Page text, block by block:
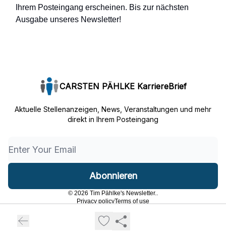
Ihrem Posteingang erscheinen. Bis zur nächsten
Ausgabe unseres Newsletter!
CARSTEN PÄHLKE KarriereBrief
Aktuelle Stellenanzeigen, News, Veranstaltungen und mehr
direkt in Ihrem Posteingang
© 2026 Tim Pählke's Newsletter..
Privacy policyTerms of use
Powered by beehiiv